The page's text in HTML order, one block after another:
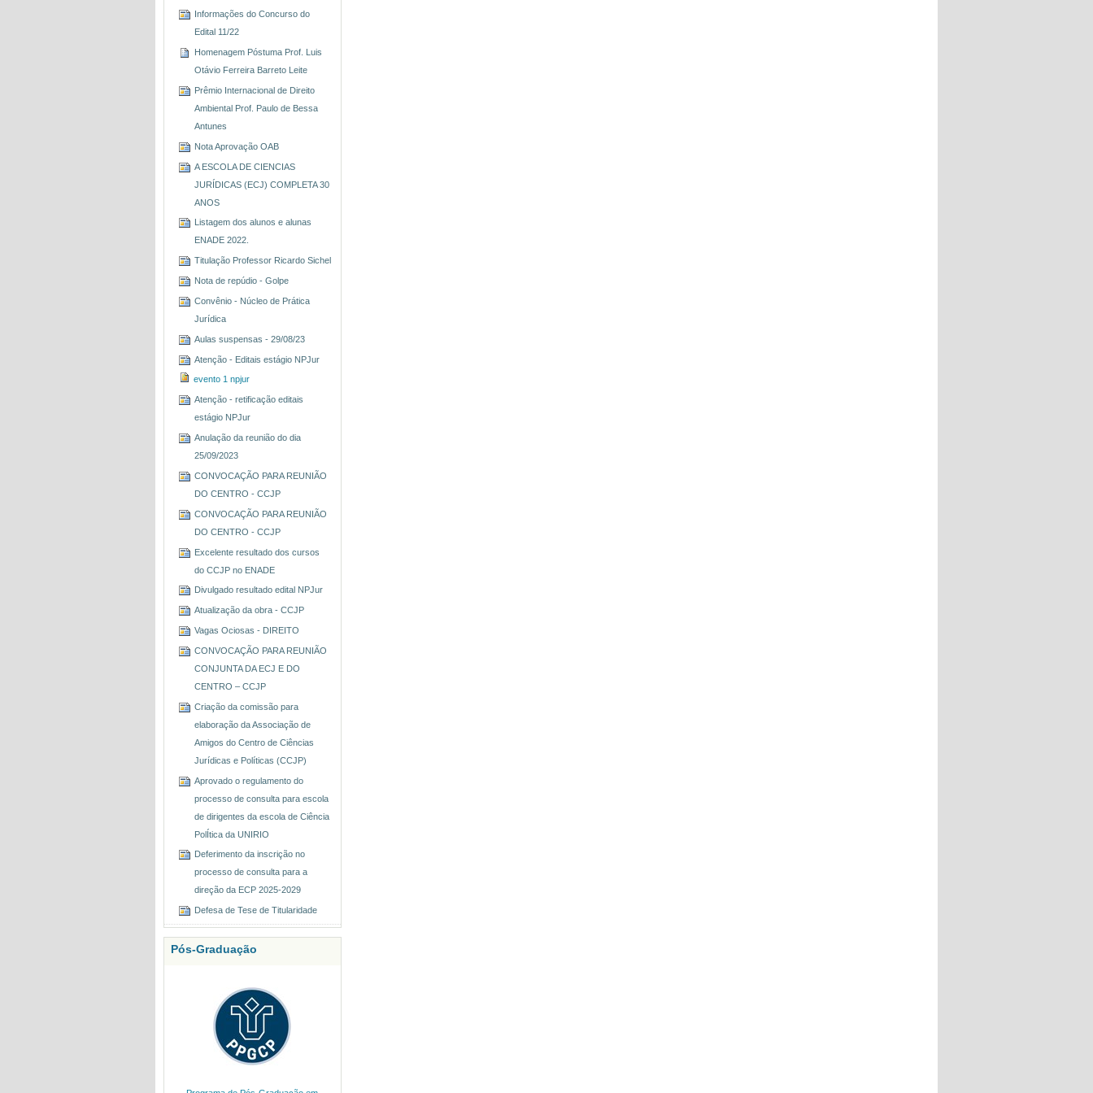
Informações do Concurso do
Edital 11/22
Homenagem Póstuma Prof. Luis
Otávio Ferreira Barreto Leite
Prêmio Internacional de Direito
Ambiental Prof. Paulo de Bessa
Antunes
Nota Aprovação OAB
A ESCOLA DE CIENCIAS
JURÍDICAS (ECJ) COMPLETA 30
ANOS
Listagem dos alunos e alunas
ENADE 2022.
Titulação Professor Ricardo Sichel
Nota de repúdio - Golpe
Convênio - Núcleo de Prática
Jurídica
Aulas suspensas - 29/08/23
Atenção - Editais estágio NPJur
evento 1 npjur
Atenção - retificação editais
estágio NPJur
Anulação da reunião do dia
25/09/2023
CONVOCAÇÃO PARA REUNIÃO
DO CENTRO - CCJP
CONVOCAÇÃO PARA REUNIÃO
DO CENTRO - CCJP
Excelente resultado dos cursos
do CCJP no ENADE
Divulgado resultado edital NPJur
Atualização da obra - CCJP
Vagas Ociosas - DIREITO
CONVOCAÇÃO PARA REUNIÃO
CONJUNTA DA ECJ E DO
CENTRO – CCJP
Criação da comissão para
elaboração da Associação de
Amigos do Centro de Ciências
Jurídicas e Políticas (CCJP)
Aprovado o regulamento do
processo de consulta para escola
de dirigentes da escola de Ciência
PolÍtica da UNIRIO
Deferimento da inscrição no
processo de consulta para a
direção da ECP 2025-2029
Defesa de Tese de Titularidade
Pós-Graduação